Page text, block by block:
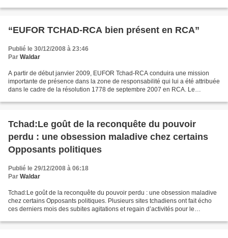
“EUFOR TCHAD-RCA bien présent en RCA”
Publié le 30/12/2008 à 23:46
Par Waldar
A partir de début janvier 2009, EUFOR Tchad-RCA conduira une mission
importante de présence dans la zone de responsabilité qui lui a été attribuée
dans le cadre de la résolution 1778 de septembre 2007 en RCA. Le
Tchad:Le goût de la reconquête du pouvoir
perdu : une obsession maladive chez certains
Opposants politiques
Publié le 29/12/2008 à 06:18
Par Waldar
Tchad:Le goût de la reconquête du pouvoir perdu : une obsession maladive
chez certains Opposants politiques. Plusieurs sites tchadiens ont fait écho
ces derniers mois des subites agitations et regain d’activités pour le